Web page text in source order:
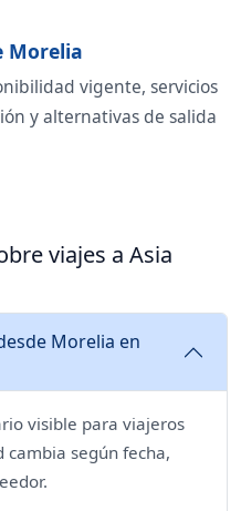
Morelia
vigente, servicios
y alternativas de salida
viajes a Asia
Morelia en
visible para viajeros
cambia según fecha,